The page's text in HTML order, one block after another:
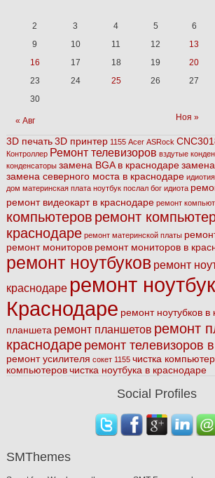
« Авг Ноя »
2
3 4 5 6
9
10 11 12 13
16
17 18 19 20
23
24 25 26 27
30
3D печать3D принтер 1155 Acer ASRock
Контроллер Ремонт телевизоров вздутые
конденсаторы замена BGA в краснодаре
замена северного моста в краснодаре идиотия
дом материнская плата ноутбук послал бог идиота
ремонт видеокарт в краснодаре ремонт
компьютеров ремонт
краснодаре ремонт материнской платы
ремонт мониторов ремонт мониторов в
ремонт ноутбуков ремонт
краснодаре ремонт
Краснодаре ремонт ноутубков в
планшета ремонт планшетов ремонт
краснодареремонт телевизоров
ремонт усилителя сокет 1155 чистка
компьютеровчистка ноутбука в краснодаре
Social Profiles
SMThemes